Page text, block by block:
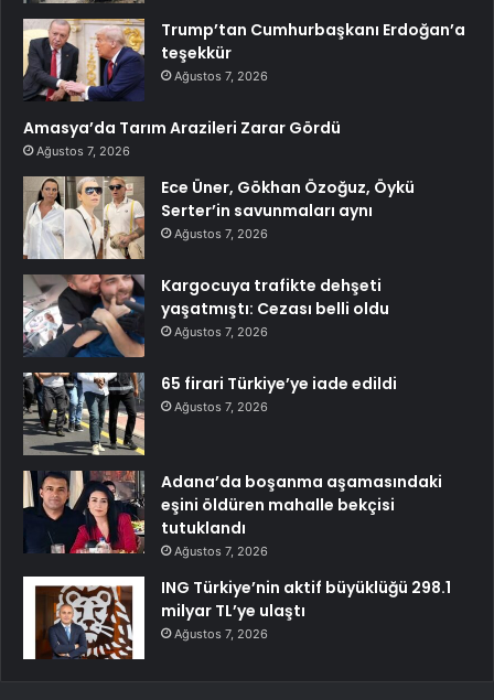
Trump’tan Cumhurbaşkanı Erdoğan’a
teşekkür
Ağustos 7, 2026
Amasya’da Tarım Arazileri Zarar Gördü
Ağustos 7, 2026
Ece Üner, Gökhan Özoğuz, Öykü
Serter’in savunmaları aynı
Ağustos 7, 2026
Kargocuya trafikte dehşeti
yaşatmıştı: Cezası belli oldu
Ağustos 7, 2026
65 firari Türkiye’ye iade edildi
Ağustos 7, 2026
Adana’da boşanma aşamasındaki
eşini öldüren mahalle bekçisi
tutuklandı
Ağustos 7, 2026
ING Türkiye’nin aktif büyüklüğü 298.1
milyar TL’ye ulaştı
Ağustos 7, 2026